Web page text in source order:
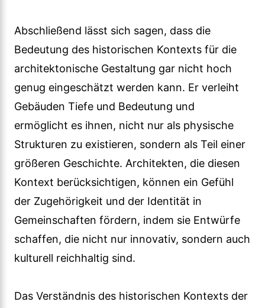
Abschließend lässt sich sagen, dass die
Bedeutung des historischen Kontexts für die
architektonische Gestaltung gar nicht hoch
genug eingeschätzt werden kann. Er verleiht
Gebäuden Tiefe und Bedeutung und
ermöglicht es ihnen, nicht nur als physische
Strukturen zu existieren, sondern als Teil einer
größeren Geschichte. Architekten, die diesen
Kontext berücksichtigen, können ein Gefühl
der Zugehörigkeit und der Identität in
Gemeinschaften fördern, indem sie Entwürfe
schaffen, die nicht nur innovativ, sondern auch
kulturell reichhaltig sind.
Das Verständnis des historischen Kontexts der